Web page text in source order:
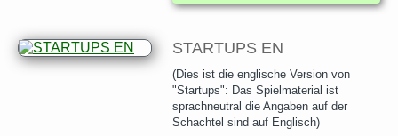
STARTUPS EN
(Dies ist die englische Version von
"Startups": Das Spielmaterial ist
sprachneutral die Angaben auf der
Schachtel sind auf Englisch)